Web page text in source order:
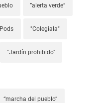
”alerta verde”
"Colegiala"
"Jardín prohibido"
“marcha del pueblo”